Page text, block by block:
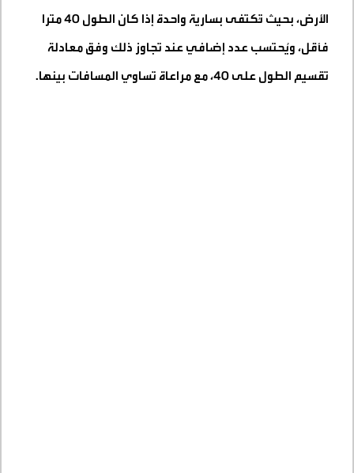
الأرض، بحيث تُكتفى بسارية واحدة إذا كان الطول 40 مترا
فأقل، ويُحتسب عدد إضافي عند تجاوز ذلك وفق معادلة
تقسيم الطول على 40، مع مراعاة تساوي المسافات بينها
.